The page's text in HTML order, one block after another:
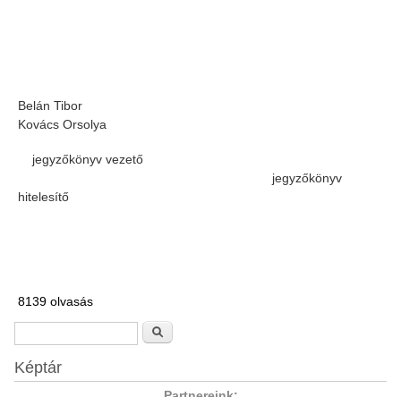
Belán Tibor
Kovács Orsolya
jegyzőkönyv vezető
jegyzőkönyv
hitelesítő
8139 olvasás
Keresés űrlap
Képtár